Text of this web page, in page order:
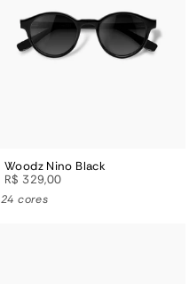
Woodz Nino Black
R$ 329,00
24 cores